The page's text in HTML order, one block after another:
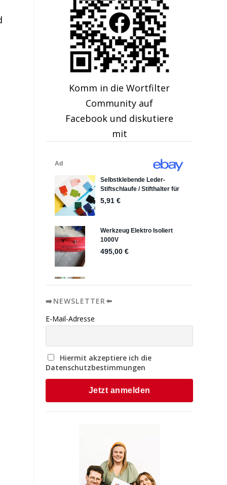
Komm in die Wortfilter
Community auf
Facebook und diskutiere
mit
➡️NEWSLETTER⬅️
E-Mail-Adresse
Hiermit akzeptiere ich die
Datenschutzbestimmungen